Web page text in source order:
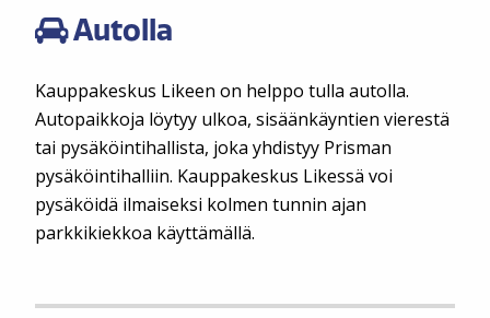
Autolla
Kauppakeskus Likeen on helppo tulla autolla.
Autopaikkoja löytyy ulkoa, sisäänkäyntien vierestä
tai pysäköintihallista, joka yhdistyy Prisman
pysäköintihalliin. Kauppakeskus Likessä voi
pysäköidä ilmaiseksi kolmen tunnin ajan
parkkikiekkoa käyttämällä.